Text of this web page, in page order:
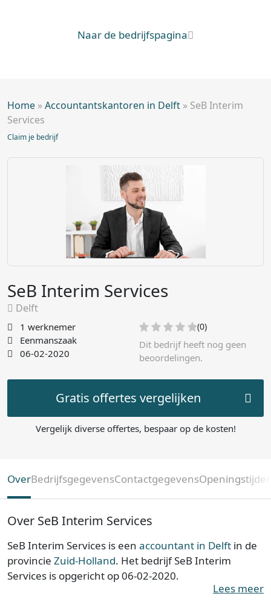
Naar de bedrijfspagina
Home »Accountantskantoren in Delft » SeB Interim
Services
Claim je bedrijf
SeB Interim Services
Delft
1 werknemer
Eenmanszaak
06-02-2020
(0)
Dit bedrijf heeft nog geen
beoordelingen.
Gratis offertes vergelijken
Vergelijk diverse offertes, bespaar op de kosten!
OverBedrijfsgegevensContactgegevens
Over SeB Interim Services
SeB Interim Services is een accountant in Delft in de
provincie Zuid-Holland. Het bedrijf SeB Interim
Services is opgericht op 06-02-2020.
Lees meer